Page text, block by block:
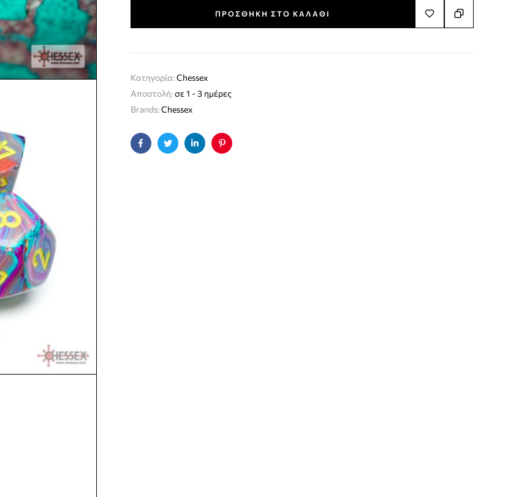
ΠΡΟΣΘΉΚΗ ΣΤΟ ΚΑΛΆΘΙ
Κατηγορία:Chessex
Αποστολή:σε 1 - 3 ημέρες
Brands:Chessex
FacebookTwitterLinkedinPinterest